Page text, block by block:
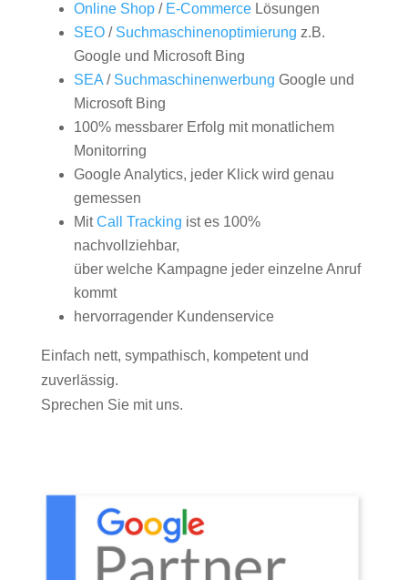
Online Shop/ E-CommerceLösungen
SEO/ Suchmaschinenoptimierung z.B.
Google und Microsoft Bing
SEA/ Suchmaschinenwerbung Google und
Microsoft Bing
100% messbarer Erfolg mit monatlichem
Monitorring
Google Analytics, jeder Klick wird genau
gemessen
MitCall Tracking ist es 100%
nachvollziehbar,
über welche Kampagne jeder einzelne Anruf
kommt
hervorragender Kundenservice
Einfach nett, sympathisch, kompetent und
zuverlässig.
Sprechen Sie mit uns.